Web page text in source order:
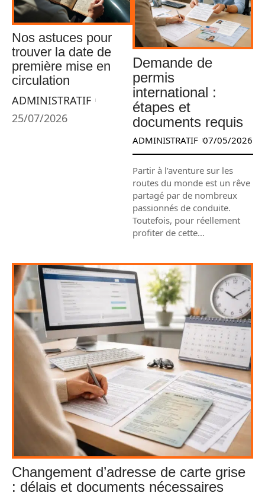
Nos astuces pour
trouver la date de
première mise en
circulation
ADMINISTRATIF
25/07/2026
Demande de
permis
international :
étapes et
documents requis
ADMINISTRATIF 07/05/2026
Partir à l’aventure sur les
routes du monde est un rêve
partagé par de nombreux
passionnés de conduite.
Toutefois, pour réellement
profiter de cette…
Changement d’adresse de carte grise
: délais et documents nécessaires